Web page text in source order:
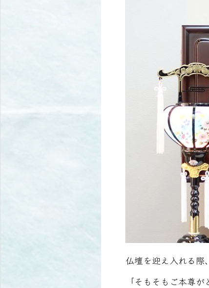
仏壇を迎え入れる際
「そもそもご本尊